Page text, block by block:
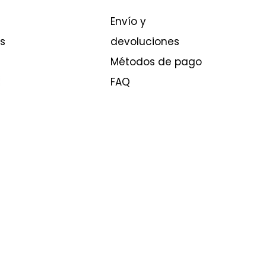
Envío y
devoluciones
Métodos de pago
FAQ